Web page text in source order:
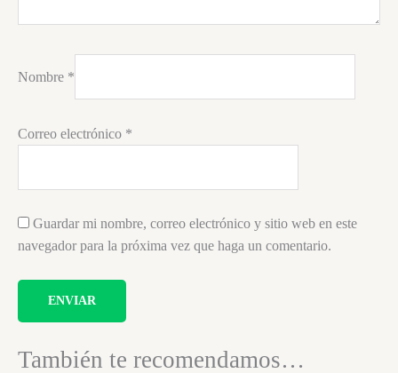
Nombre *
Correo electrónico *
Guardar mi nombre, correo electrónico y sitio web en este
navegador para la próxima vez que haga un comentario.
También te recomendamos…